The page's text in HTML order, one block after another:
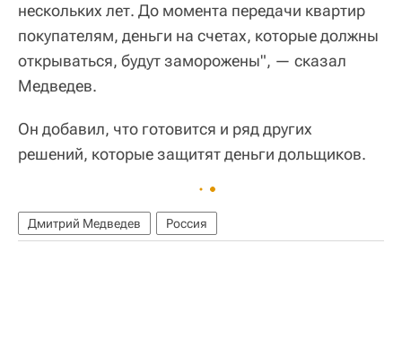
нескольких лет. До момента передачи квартир
покупателям, деньги на счетах, которые должны
открываться, будут заморожены", — сказал
Медведев.
Он добавил, что готовится и ряд других
решений, которые защитят деньги дольщиков.
Дмитрий Медведев Россия